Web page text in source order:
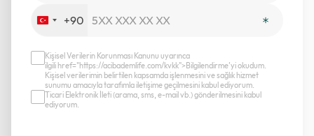
Turkey
+90
Kişisel Verilerin Korunması Kanunu uyarınca
ilgili href="https://acibademlife.com/kvkk">Bilgilendirme’yi okudum.
Kişisel verilerimin belirtilen kapsamda işlenmesini ve sağlık hizmet
sunumu amacıyla tarafımla iletişime geçilmesini kabul ediyorum.
Ticari Elektronik İleti (arama, sms, e-mail vb.) gönderilmesini kabul
ediyorum.